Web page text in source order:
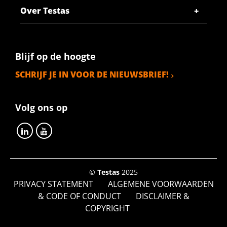
Stuks gewicht in kg
Artikelnummer
2500-0721-622
papier
Stuks gewicht in kg
Artikelnummer
Over Testas
Blijf op de hoogte
SCHRIJF JE IN VOOR DE NIEUWSBRIEF!
Volg ons op
© Testas 2025
PRIVACY STATEMENT
ALGEMENE VOORWAARDEN
& CODE OF CONDUCT
DISCLAIMER &
COPYRIGHT